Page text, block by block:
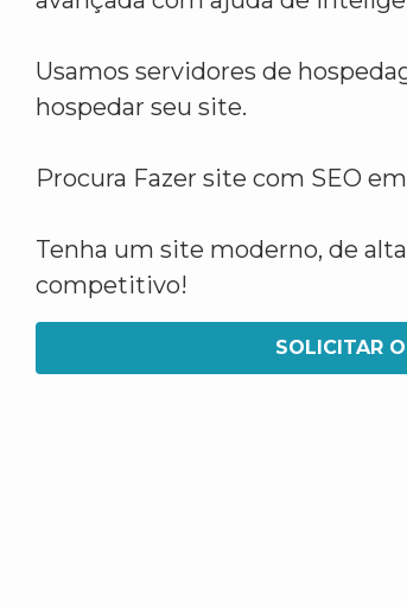
Usamos servidores de
hospedar seu site.
Procura Fazer site com SEO
Tenha um site moderno, de
competitivo!
SOLICITAR